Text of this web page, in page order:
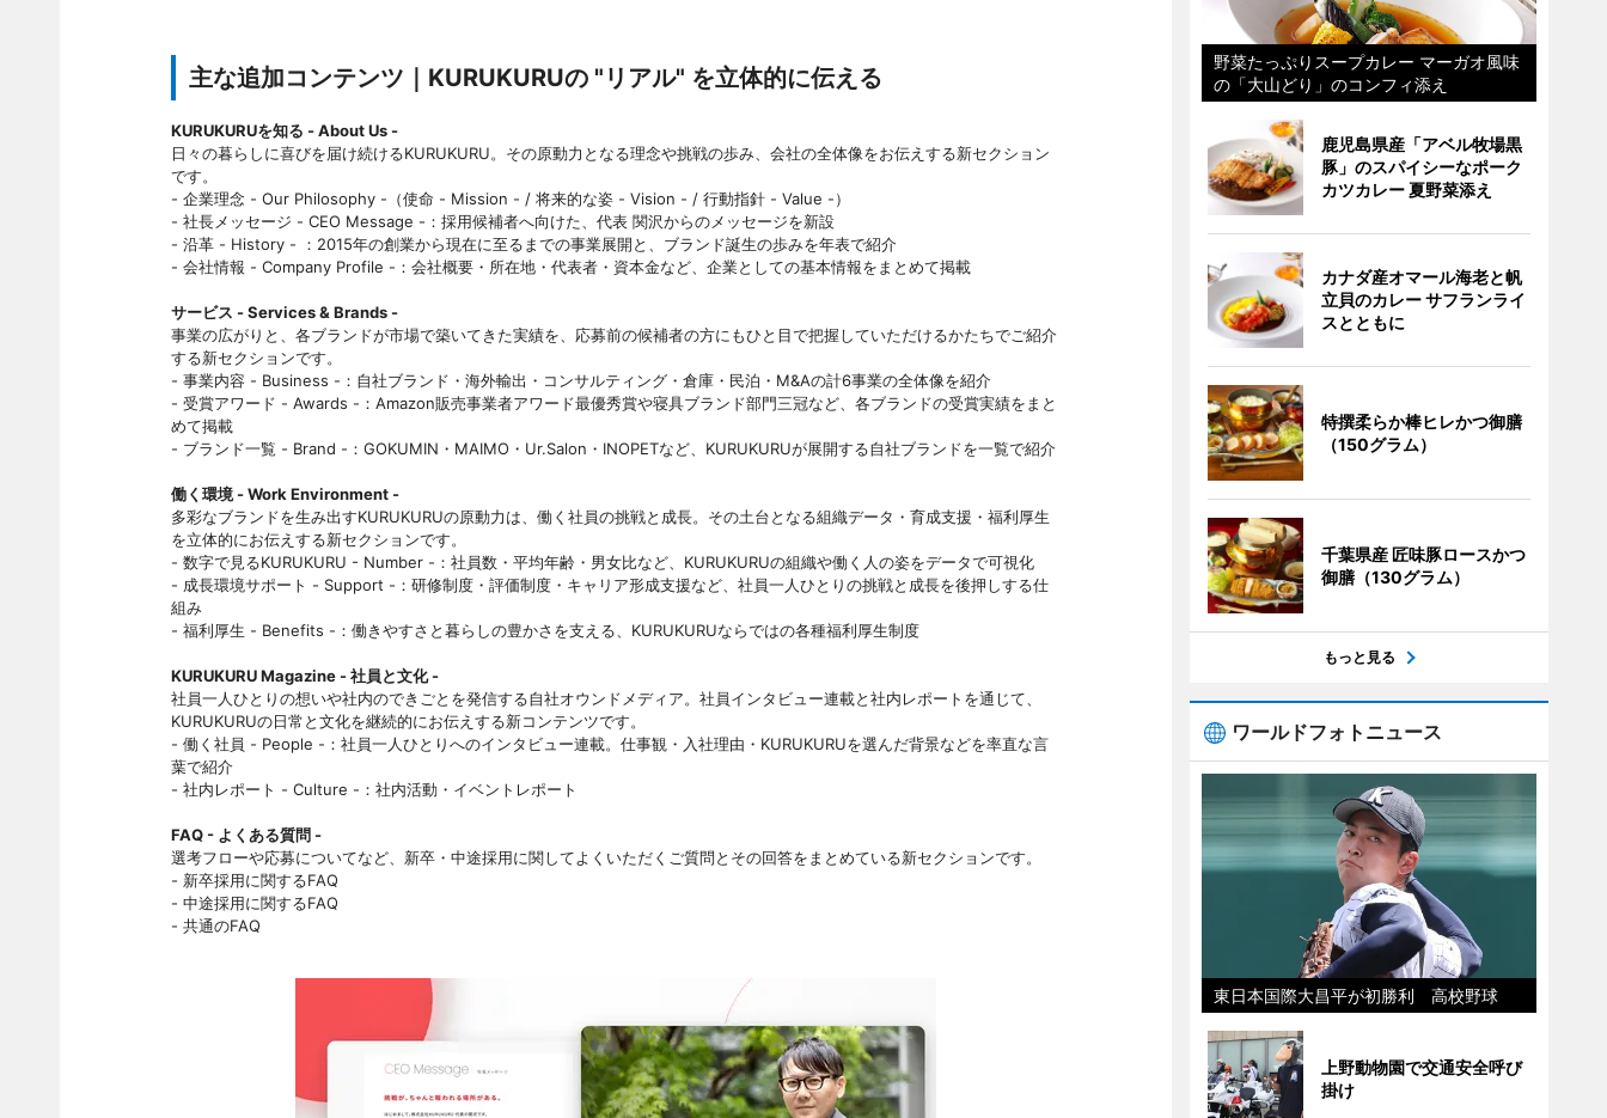
主な追加コンテンツ｜KURUKURUの "リアル" を立体的に伝える
KURUKURUを知る - About Us -
日々の暮らしに喜びを届け続けるKURUKURU。その原動力となる理念や挑戦の歩み、会社の全体像をお伝えする新セクション
です。
- 企業理念 - Our Philosophy -（使命 - Mission - / 将来的な姿 - Vision - / 行動指針 - Value -）
- 社長メッセージ - CEO Message -：採用候補者へ向けた、代表 関沢からのメッセージを新設
- 沿革 - History - ：2015年の創業から現在に至るまでの事業展開と、ブランド誕生の歩みを年表で紹介
- 会社情報 - Company Profile -：会社概要・所在地・代表者・資本金など、企業としての基本情報をまとめて掲載
サービス - Services & Brands -
事業の広がりと、各ブランドが市場で築いてきた実績を、応募前の候補者の方にもひと目で把握していただけるかたちでご紹介
する新セクションです。
- 事業内容 - Business -：自社ブランド・海外輸出・コンサルティング・倉庫・民泊・M&Aの計6事業の全体像を紹介
- 受賞アワード - Awards -：Amazon販売事業者アワード最優秀賞や寝具ブランド部門三冠など、各ブランドの受賞実績をまと
めて掲載
- ブランド一覧 - Brand -：GOKUMIN・MAIMO・Ur.Salon・INOPETなど、KURUKURUが展開する自社ブランドを一覧で紹介
働く環境 - Work Environment -
多彩なブランドを生み出すKURUKURUの原動力は、働く社員の挑戦と成長。その土台となる組織データ・育成支援・福利厚生
を立体的にお伝えする新セクションです。
- 数字で見るKURUKURU - Number -：社員数・平均年齢・男女比など、KURUKURUの組織や働く人の姿をデータで可視化
- 成長環境サポート - Support -：研修制度・評価制度・キャリア形成支援など、社員一人ひとりの挑戦と成長を後押しする仕
組み
- 福利厚生 - Benefits -：働きやすさと暮らしの豊かさを支える、KURUKURUならではの各種福利厚生制度
KURUKURU Magazine - 社員と文化 -
社員一人ひとりの想いや社内のできごとを発信する自社オウンドメディア。社員インタビュー連載と社内レポートを通じて、
KURUKURUの日常と文化を継続的にお伝えする新コンテンツです。
- 働く社員 - People -：社員一人ひとりへのインタビュー連載。仕事観・入社理由・KURUKURUを選んだ背景などを率直な言
葉で紹介
- 社内レポート - Culture -：社内活動・イベントレポート
FAQ - よくある質問 -
選考フローや応募についてなど、新卒・中途採用に関してよくいただくご質問とその回答をまとめている新セクションです。
- 新卒採用に関するFAQ
- 中途採用に関するFAQ
- 共通のFAQ
野菜たっぷりスープカレー マーガオ風味
の「大山どり」のコンフィ添え
鹿児島県産「アベル牧場黒
豚」のスパイシーなポーク
カツカレー 夏野菜添え
カナダ産オマール海老と帆
立貝のカレー サフランライ
スとともに
特撰柔らか棒ヒレかつ御膳
（150グラム）
千葉県産 匠味豚ロースかつ
御膳（130グラム）
もっと見る
ワールドフォトニュース
東日本国際大昌平が初勝利 高校野球
上野動物園で交通安全呼び
掛け